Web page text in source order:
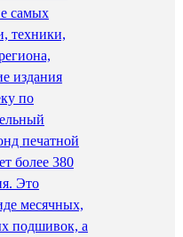
самых
техники,
издания
по
печатной
более 380
Это
месячных,
подшивок, а